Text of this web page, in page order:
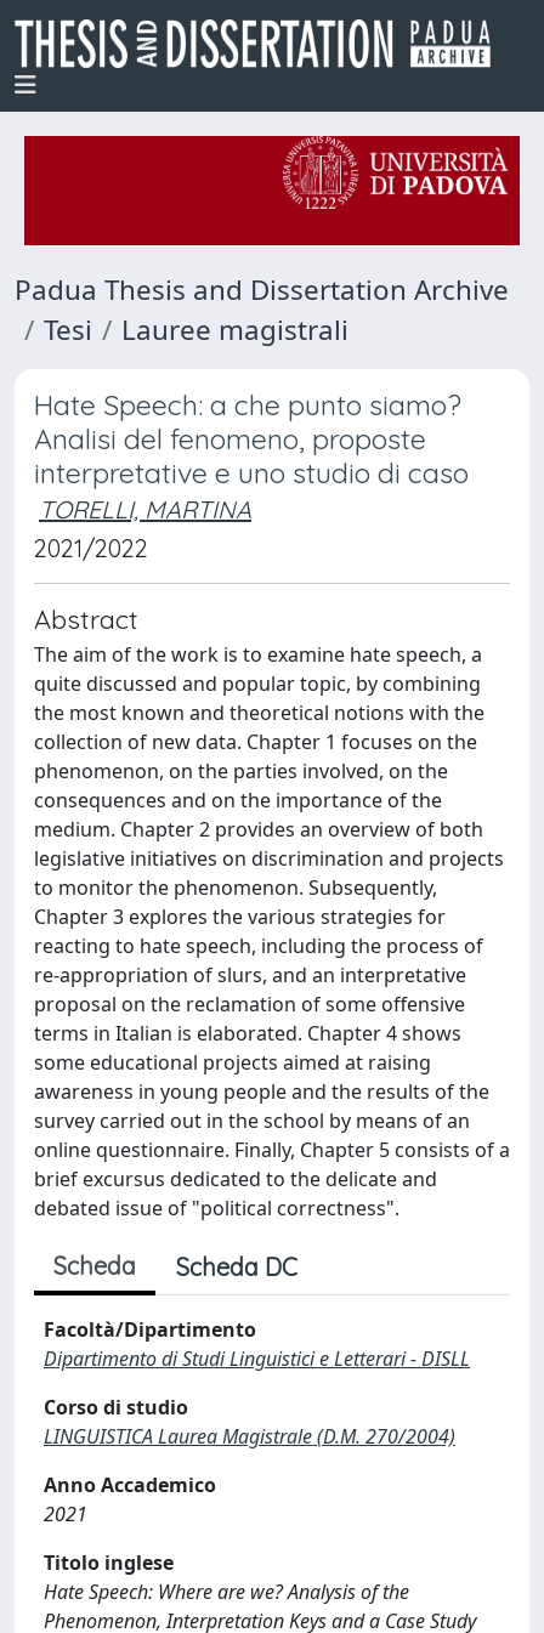
Padua Thesis and Dissertation Archive
Tesi
Lauree magistrali
Hate Speech: a che punto siamo?
Analisi del fenomeno, proposte
interpretative e uno studio di caso
TORELLI, MARTINA
2021/2022
Abstract
The aim of the work is to examine hate speech, a
quite discussed and popular topic, by combining
the most known and theoretical notions with the
collection of new data. Chapter 1 focuses on the
phenomenon, on the parties involved, on the
consequences and on the importance of the
medium. Chapter 2 provides an overview of both
legislative initiatives on discrimination and projects
to monitor the phenomenon. Subsequently,
Chapter 3 explores the various strategies for
reacting to hate speech, including the process of
re-appropriation of slurs, and an interpretative
proposal on the reclamation of some offensive
terms in Italian is elaborated. Chapter 4 shows
some educational projects aimed at raising
awareness in young people and the results of the
survey carried out in the school by means of an
online questionnaire. Finally, Chapter 5 consists of a
brief excursus dedicated to the delicate and
debated issue of "political correctness".
Scheda Scheda DC
Facoltà/Dipartimento
Dipartimento di Studi Linguistici e Letterari - DISLL
Corso di studio
LINGUISTICA Laurea Magistrale (D.M. 270/2004)
Anno Accademico
2021
Titolo inglese
Hate Speech: Where are we? Analysis of the
Phenomenon, Interpretation Keys and a Case Study